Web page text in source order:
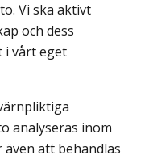
Vi ska aktivt
och dess
i vårt eget
analyseras inom
att behandlas